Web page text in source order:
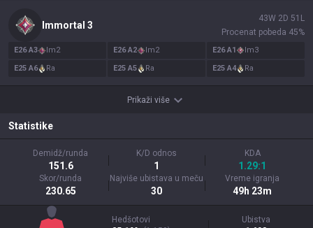
Immortal 3
43W 2D 51 L
Procenat pobeda 45%
E26A3 Im2 E26A2 Im2 E26A1 Im3
E25 A6 Ra E25 A5 Ra E25 A4 Ra
Prikaži više
Statistike
Demidž/runda
151.6
K/D odnos
1
KDA
1.29:1
Skor/runda
230.65
Najviše ubistava u meču
30
Vreme igranja
49h 23m
Hedšotovi
Ubistva